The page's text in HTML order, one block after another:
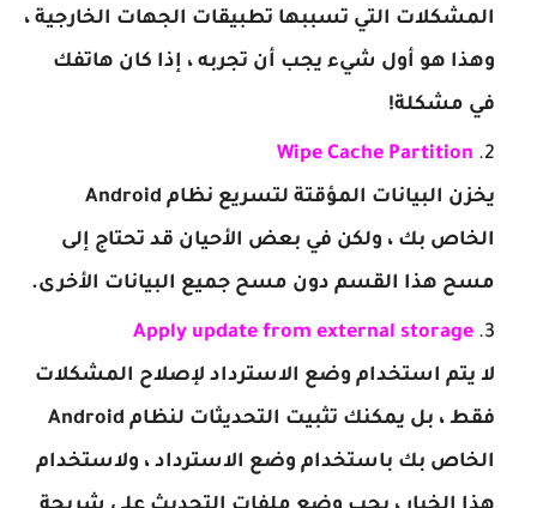
المشكلات التي تسببها تطبيقات الجهات الخارجية ،
وهذا هو أول شيء يجب أن تجربه ، إذا كان هاتفك
في مشكلة!
Wipe Cache Partition
يخزن البيانات المؤقتة لتسريع نظام Android
الخاص بك ، ولكن في بعض الأحيان قد تحتاج إلى
مسح هذا القسم دون مسح جميع البيانات الأخرى.
Apply update from external storage
لا يتم استخدام وضع الاسترداد لإصلاح المشكلات
فقط ، بل يمكنك تثبيت التحديثات لنظام Android
الخاص بك باستخدام وضع الاسترداد ، ولاستخدام